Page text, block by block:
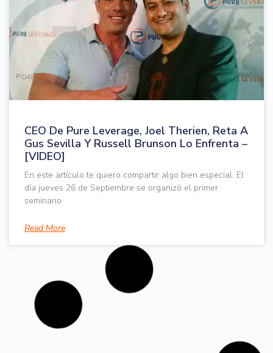
CEO De Pure Leverage, Joel Therien, Reta A
Gus Sevilla Y Russell Brunson Lo Enfrenta –
[VIDEO]
En este artículo te quiero compartir algo bien especial. El
día jueves 26 de Septiembre se organizó el primer
seminario
Read More